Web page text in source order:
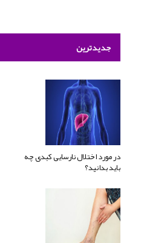
جدیدترین
در مورد اختلال نارسایی کبدی چه
باید بدانید؟